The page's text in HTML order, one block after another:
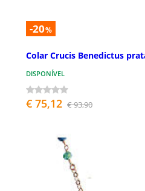
-20%
Colar Crucis Benedictus
DISPONÍVEL
€ 75,12 € 93,90